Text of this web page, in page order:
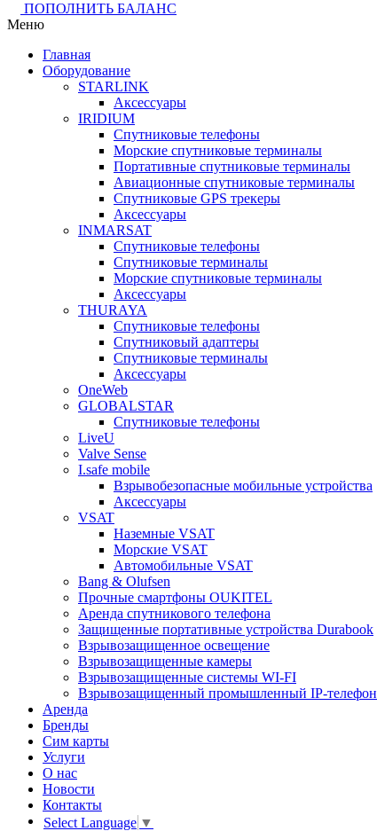
ПОПОЛНИТЬ БАЛАНС
Меню
Главная
Оборудование
STARLINK
Аксессуары
IRIDIUM
Спутниковые телефоны
Морские спутниковые терминалы
Портативные спутниковые терминалы
Авиационные спутниковые терминалы
Спутниковые GPS трекеры
Аксессуары
INMARSAT
Спутниковые телефоны
Спутниковые терминалы
Морские спутниковые терминалы
Аксессуары
THURAYA
Спутниковые телефоны
Спутниковый адаптеры
Спутниковые терминалы
Аксессуары
OneWeb
GLOBALSTAR
Спутниковые телефоны
LiveU
Valve Sense
I.safe mobile
Взрывобезопасные мобильные устройства
Аксессуары
VSAT
Наземные VSAT
Морские VSAT
Автомобильные VSAT
Bang & Olufsen
Прочные смартфоны OUKITEL
Аренда спутникового телефона
Защищенные портативные устройства Durabook
Взрывозащищенное освещение
Взрывозащищенные камеры
Взрывозащищенные системы WI-FI
Взрывозащищенный промышленный IP-телефон
Аренда
Бренды
Сим карты
Услуги
О нас
Новости
Контакты
Select Language ▼